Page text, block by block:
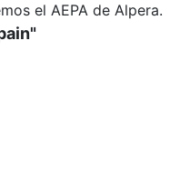
el AEPA de Alpera.